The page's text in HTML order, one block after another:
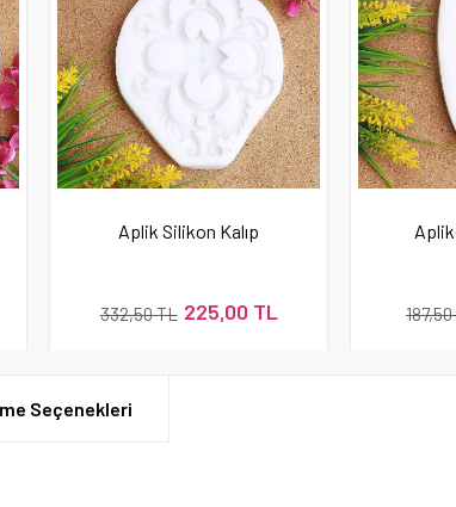
Aplik Silikon Kalıp
225,00 TL
332,50 TL
Seçenekleri